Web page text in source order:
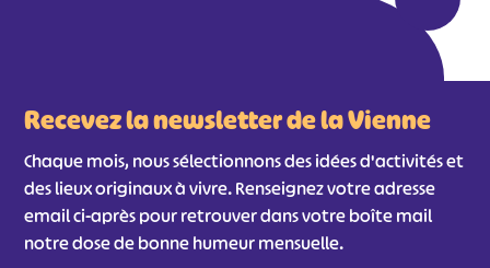
Recevez la newsletter de la Vienne
Chaque mois, nous sélectionnons des idées d'activités et
des lieux originaux à vivre. Renseignez votre adresse
email ci-après pour retrouver dans votre boîte mail
notre dose de bonne humeur mensuelle.